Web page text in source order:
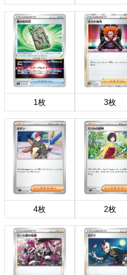
1枚 3枚
4枚 2枚